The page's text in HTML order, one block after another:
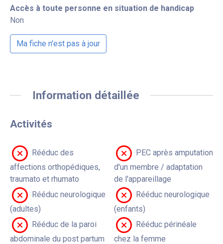
Accès à toute personne en situation de handicap
Non
Ma fiche n'est pas à jour
Information détaillée
Activités
Rééduc des
affections orthopédiques,
traumato et rhumato
PEC après amputation
d'un membre / adaptation
de l'appareillage
Rééduc neurologique
(adultes)
Rééduc neurologique
(enfants)
Rééduc de la paroi
abdominale du post partum
Rééduc périnéale
chez la femme